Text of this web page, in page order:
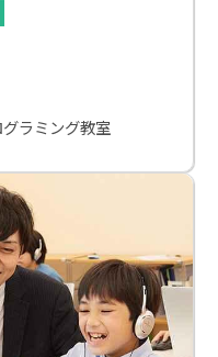
ラミング教室